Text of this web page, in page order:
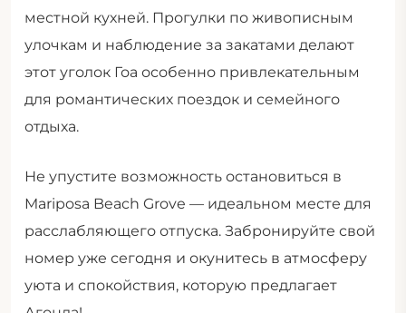
местной кухней. Прогулки по живописным
улочкам и наблюдение за закатами делают
этот уголок Гоа особенно привлекательным
для романтических поездок и семейного
отдыха.
Не упустите возможность остановиться в
Mariposa Beach Grove — идеальном месте для
расслабляющего отпуска. Забронируйте свой
номер уже сегодня и окунитесь в атмосферу
уюта и спокойствия, которую предлагает